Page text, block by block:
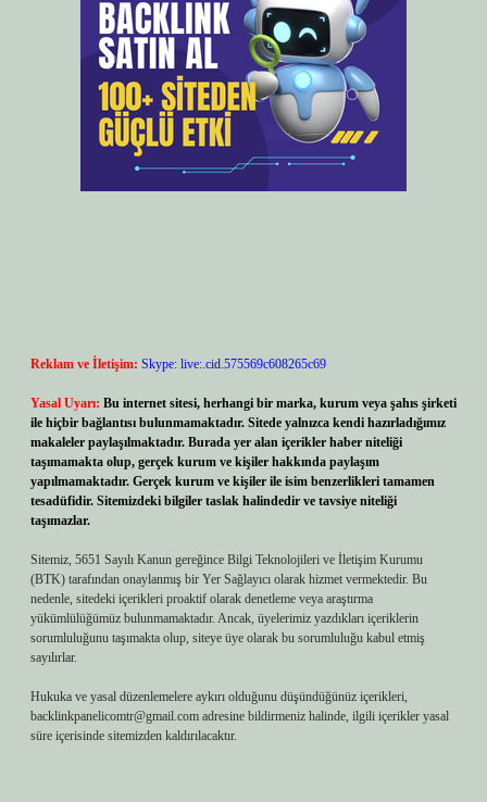
Reklam ve İletişim: Skype: live:.cid.575569c608265c69
Yasal Uyarı: Bu internet sitesi, herhangi bir marka, kurum veya şahıs şirketi
ile hiçbir bağlantısı bulunmamaktadır. Sitede yalnızca kendi hazırladığımız
makaleler paylaşılmaktadır. Burada yer alan içerikler haber niteliği
taşımamakta olup, gerçek kurum ve kişiler hakkında paylaşım
yapılmamaktadır. Gerçek kurum ve kişiler ile isim benzerlikleri tamamen
tesadüfidir. Sitemizdeki bilgiler taslak halindedir ve tavsiye niteliği
taşımazlar.
Sitemiz, 5651 Sayılı Kanun gereğince Bilgi Teknolojileri ve İletişim Kurumu
(BTK) tarafından onaylanmış bir Yer Sağlayıcı olarak hizmet vermektedir. Bu
nedenle, sitedeki içerikleri proaktif olarak denetleme veya araştırma
yükümlülüğümüz bulunmamaktadır. Ancak, üyelerimiz yazdıkları içeriklerin
sorumluluğunu taşımakta olup, siteye üye olarak bu sorumluluğu kabul etmiş
sayılırlar.
Hukuka ve yasal düzenlemelere aykırı olduğunu düşündüğünüz içerikleri,
backlinkpanelicomtr@gmail.com adresine bildirmeniz halinde, ilgili içerikler yasal
süre içerisinde sitemizden kaldırılacaktır.